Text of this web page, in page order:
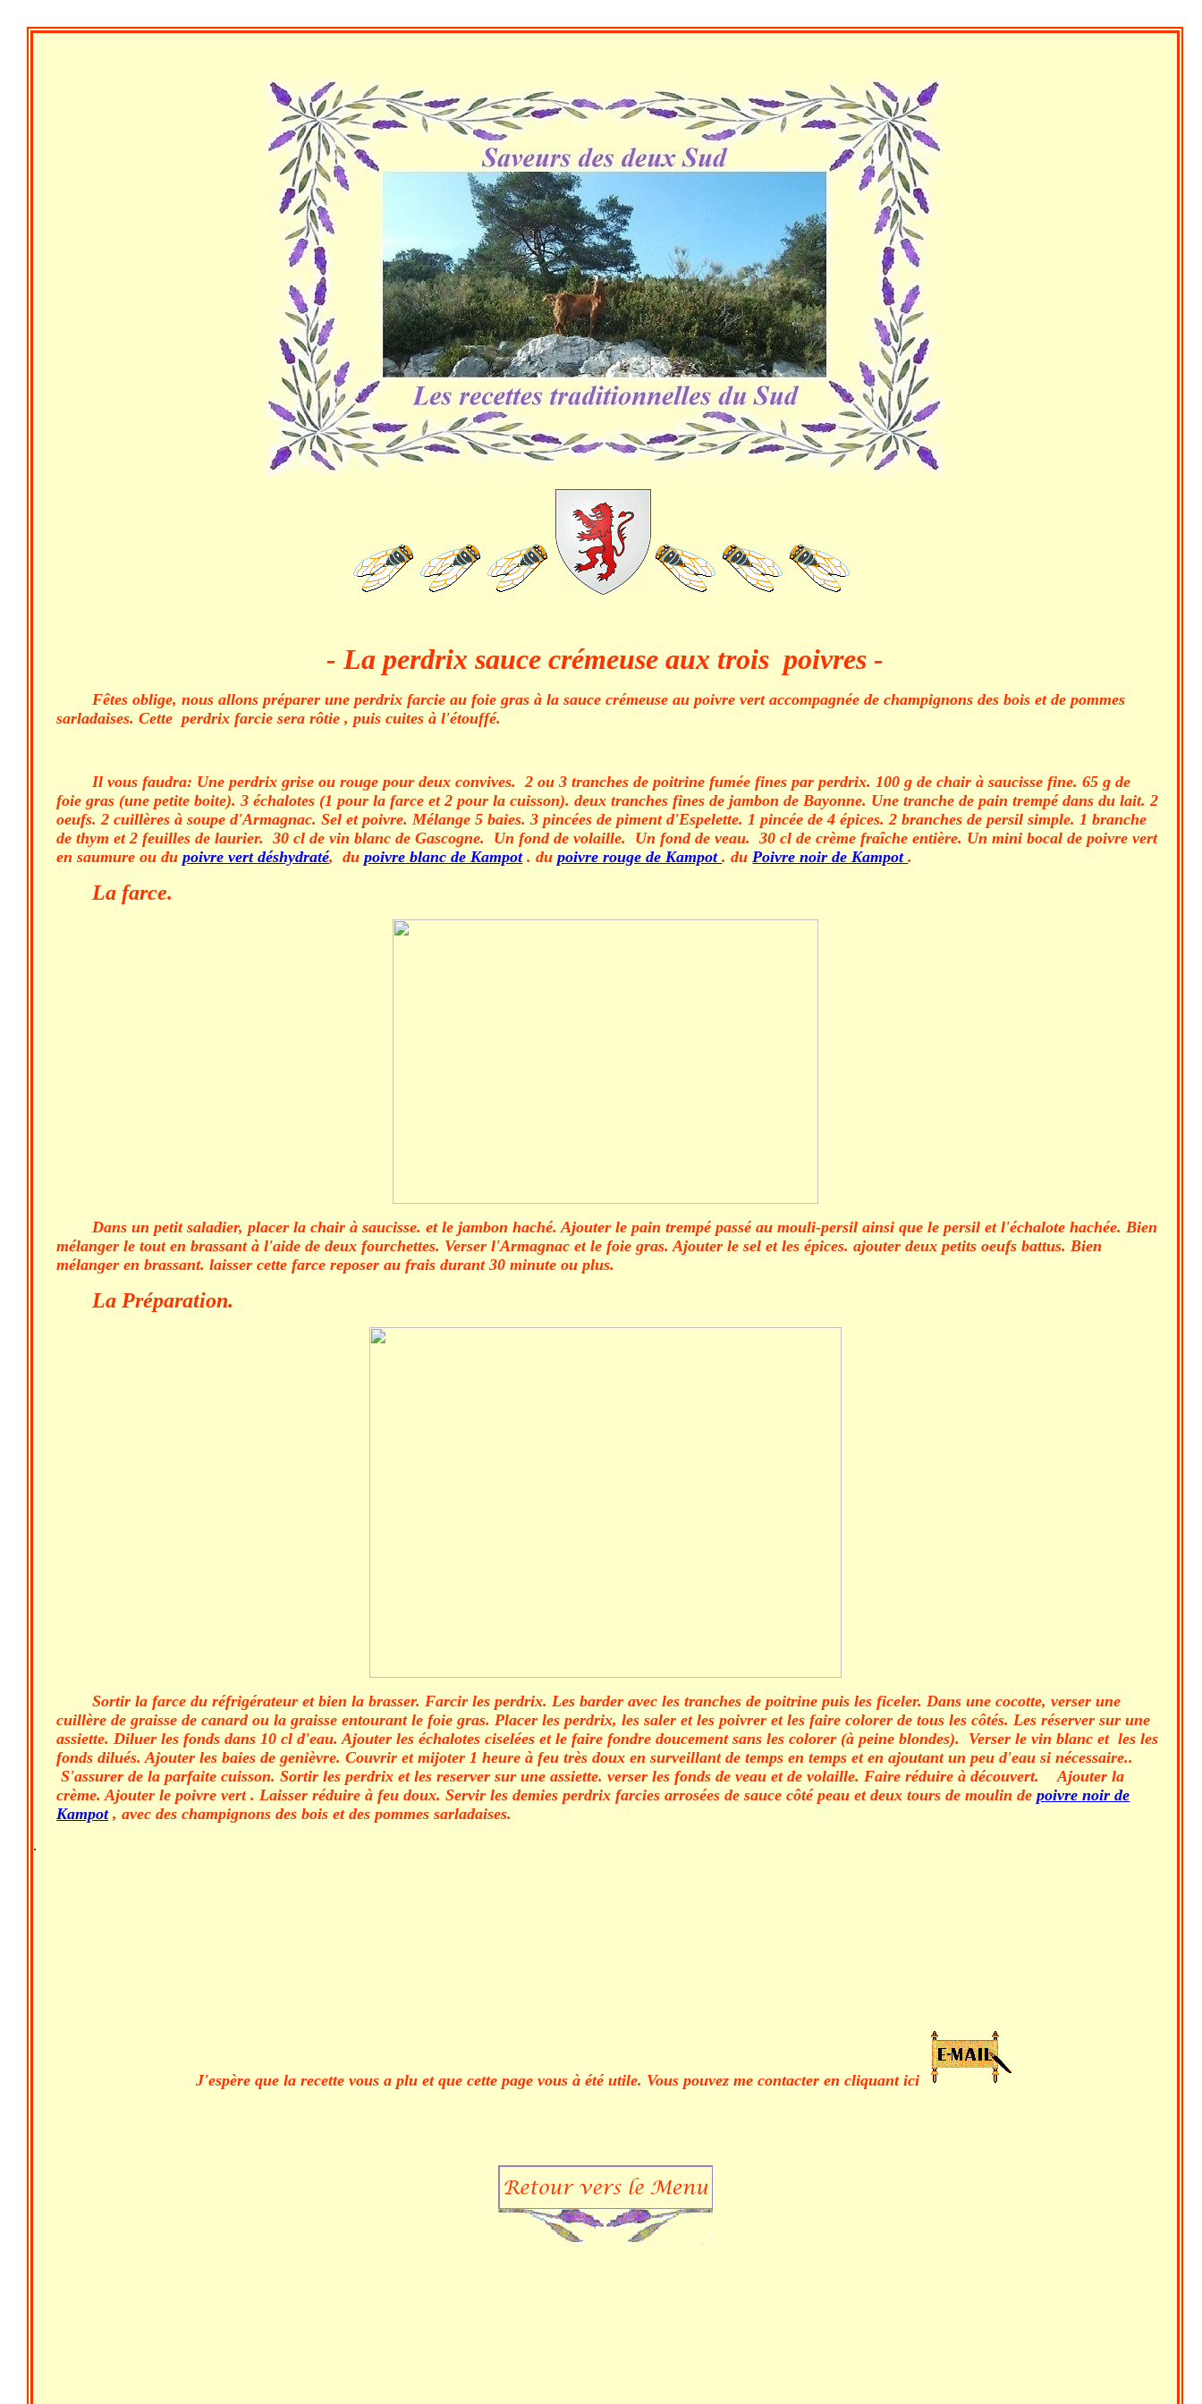
- La perdrix sauce crémeuse aux trois poivres -
Fêtes oblige, nous allons préparer une perdrix farcie au foie gras à la sauce crémeuse au poivre vert accompagnée de champignons des bois et de pommes
sarladaises. Cette perdrix farcie sera rôtie , puis cuites à l'étouffé.
Il vous faudra: Une perdrix grise ou rouge pour deux convives. 2 ou 3 tranches de poitrine fumée fines par perdrix. 100 g de chair à saucisse fine. 65 g de
foie gras (une petite boite). 3 échalotes (1 pour la farce et 2 pour la cuisson). deux tranches fines de jambon de Bayonne. Une tranche de pain trempé dans du lait. 2
oeufs. 2 cuillères à soupe d'Armagnac. Sel et poivre. Mélange 5 baies. 3 pincées de piment d'Espelette. 1 pincée de 4 épices. 2 branches de persil simple. 1 branche
de thym et 2 feuilles de laurier. 30 cl de vin blanc de Gascogne. Un fond de volaille. Un fond de veau. 30 cl de crème fraîche entière. Un mini bocal de poivre vert
en saumure ou dupoivre vert déshydraté, dupoivre blanc de Kampot. dupoivre rouge de Kampot. du Poivre noir de Kampot.
La farce.
Dans un petit saladier, placer la chair à saucisse. et le jambon haché. Ajouter le pain trempé passé au mouli-persil ainsi que le persil et l'échalote hachée. Bien
mélanger le tout en brassant à l'aide de deux fourchettes. Verser l'Armagnac et le foie gras. Ajouter le sel et les épices. ajouter deux petits oeufs battus. Bien
mélanger en brassant. laisser cette farce reposer au frais durant 30 minute ou plus.
La Préparation.
Sortir la farce du réfrigérateur et bien la brasser. Farcir les perdrix. Les barder avec les tranches de poitrine puis les ficeler. Dans une cocotte, verser une
cuillère de graisse de canard ou la graisse entourant le foie gras. Placer les perdrix, les saler et les poivrer et les faire colorer de tous les côtés. Les réserver sur une
assiette. Diluer les fonds dans 10 cl d'eau. Ajouter les échalotes ciselées et le faire fondre doucement sans les colorer (à peine blondes). Verser le vin blanc et les les
fonds dilués. Ajouter les baies de genièvre. Couvrir et mijoter 1 heure à feu très doux en surveillant de temps en temps et en ajoutant un peu d'eau si nécessaire..
S'assurer de la parfaite cuisson. Sortir les perdrix et les reserver sur une assiette. verser les fonds de veau et de volaille. Faire réduire à découvert. Ajouter la
crème. Ajouter le poivre vert . Laisser réduire à feu doux. Servir les demies perdrix farcies arrosées de sauce côté peau et deux tours de moulin depoivre noir de
Kampot, avec des champignons des bois et des pommes sarladaises.
.
J'espère que la recette vous a plu et que cette page vous à été utile. Vous pouvez me contacter en cliquant ici